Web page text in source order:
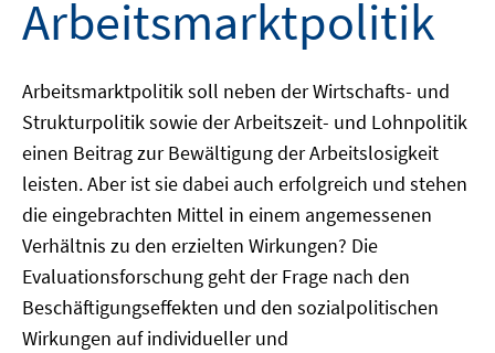
Arbeitsmarktpolitik
Arbeitsmarktpolitik soll neben der Wirtschafts- und
Strukturpolitik sowie der Arbeitszeit- und Lohnpolitik
einen Beitrag zur Bewältigung der Arbeitslosigkeit
leisten. Aber ist sie dabei auch erfolgreich und stehen
die eingebrachten Mittel in einem angemessenen
Verhältnis zu den erzielten Wirkungen? Die
Evaluationsforschung geht der Frage nach den
Beschäftigungseffekten und den sozialpolitischen
Wirkungen auf individueller und